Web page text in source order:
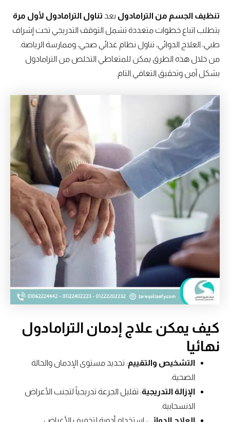
تنظيف الجسم من الترامادول بعدتناول الترامادول لأول مرة
يتطلب اتباع خطوات متعددة تشمل التوقف التدريجي تحت إشراف
طبي، العلاج الدوائي، تناول نظام غذائي صحي، وممارسة الرياضة.
من خلال هذه الطرق يمكن للمتعاطي التخلص من الترامادول
بشكل آمن وتحقيق التعافي التام.
كيف يمكن علاج إدمان الترامادول
نهائيا
التشخيص والتقييم: تحديد مستوى الإدمان والحالة
الصحية.
الإزالة التدريجية: تقليل الجرعة تدريجياً لتجنب الأعراض
الانسحابية.